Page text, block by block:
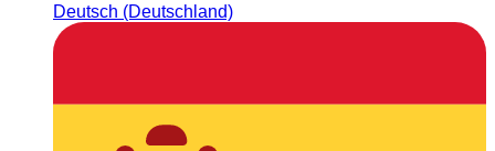
Deutsch (Deutschland)